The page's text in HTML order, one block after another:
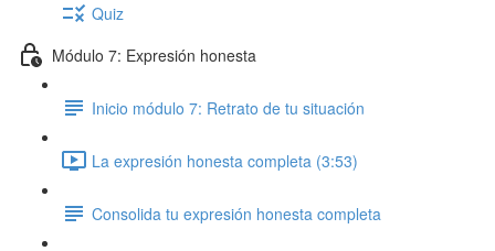
Quiz
Módulo 7: Expresión honesta
Inicio módulo 7: Retrato de tu situación
La expresión honesta completa (3:53)
Consolida tu expresión honesta completa